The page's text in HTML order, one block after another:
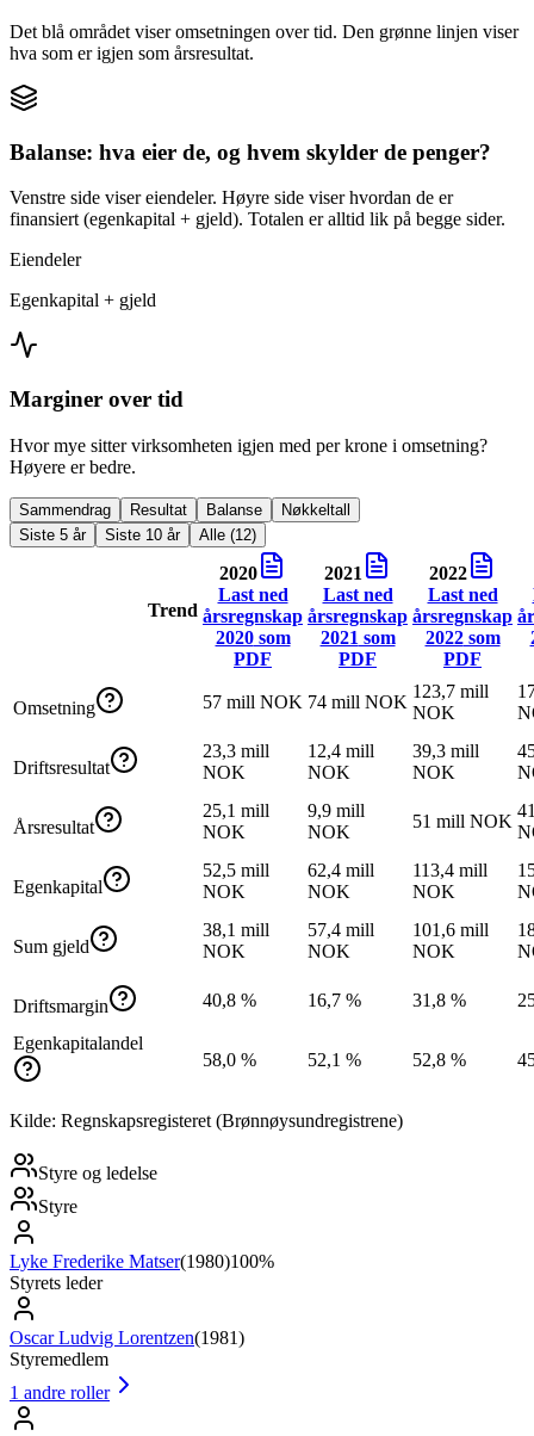
Det blå området viser omsetningen over tid. Den grønne linjen viser
hva som er igjen som årsresultat.
Balanse: hva eier de, og hvem skylder de penger?
Venstre side viser eiendeler. Høyre side viser hvordan de er
finansiert (egenkapital + gjeld). Totalen er alltid lik på begge sider.
Eiendeler
Egenkapital + gjeld
Marginer over tid
Hvor mye sitter virksomheten igjen med per krone i omsetning?
Høyere er bedre.
Sammendrag Resultat Balanse
Nøkkeltall
Siste 5 år
Siste 10 år Alle (12)
Trend
2020
Last ned
årsregnskap
2020som
PDF
2021
Last ned
årsregnskap
2021 som
PDF
2022
Last ned
årsregnskap
2022som
PDF
Omsetning 57 mill NOK 74 mill NOK
123,7 mill
NOK
Driftsresultat
23,3 mill
NOK
12,4 mill
NOK
39,3 mill
NOK
Årsresultat
25,1 mill
NOK
9,9 mill
NOK
51 mill NOK
Egenkapital
52,5 mill
NOK
62,4 mill
NOK
113,4 mill
NOK
Sum gjeld
38,1 mill
NOK
57,4 mill
NOK
101,6 mill
NOK
Driftsmargin 40,8 % 16,7 % 31,8 %
Egenkapitalandel
58,0 %
52,1 % 52,8 %
Kilde: Regnskapsregisteret (Brønnøysundregistrene)
Styre og ledelse
Styre
Lyke Frederike Matser(1980)100%
Styrets leder
Oscar Ludvig Lorentzen(1981)
Styremedlem
1 andre roller